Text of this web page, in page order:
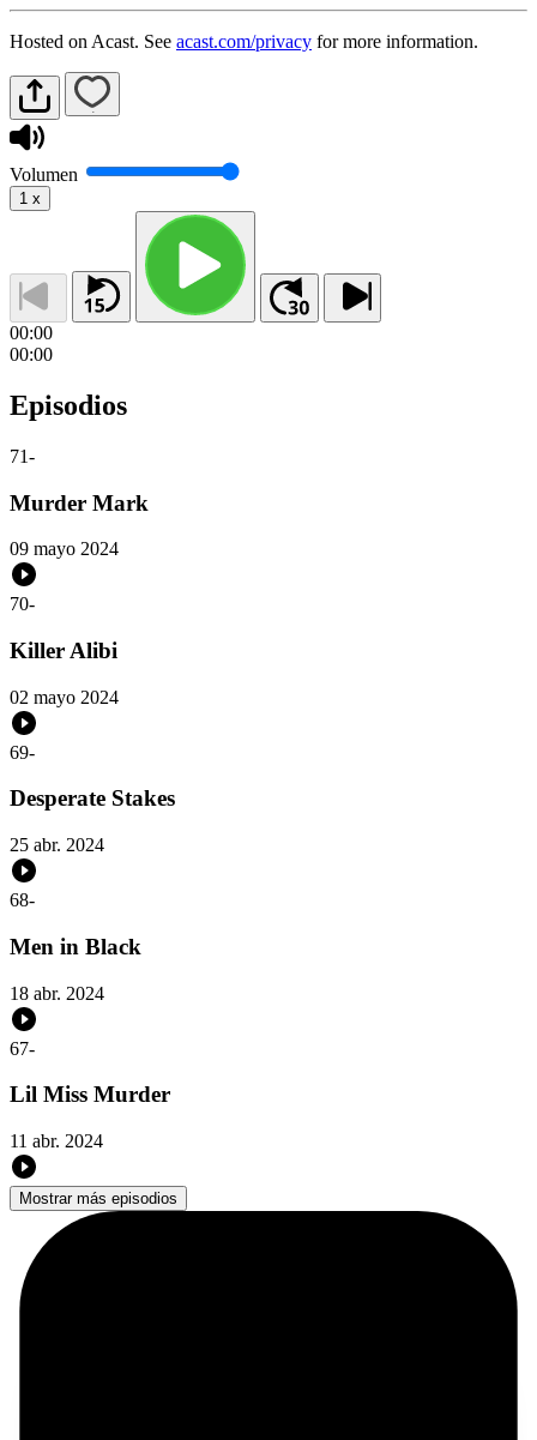
Hosted on Acast. See acast.com/privacy for more information.
Volumen
1 x
00:00
00:00
Episodios
71-
Murder Mark
09 mayo 2024
70-
Killer Alibi
02 mayo 2024
69-
Desperate Stakes
25 abr. 2024
68-
Men in Black
18 abr. 2024
67-
Lil Miss Murder
11 abr. 2024
Mostrar más episodios